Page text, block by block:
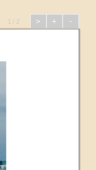
1 / 2 > + -